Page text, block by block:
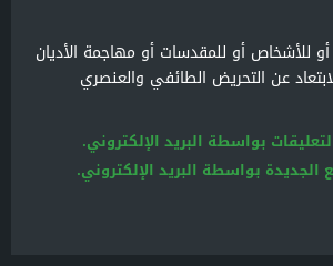
للأشخاص أو للمقدسات أو مهاجمة الأديان
عن التحريض الطائفي والعنصري
بواسطة البريد الإلكتروني.
الجديدة بواسطة البريد الإلكتروني.